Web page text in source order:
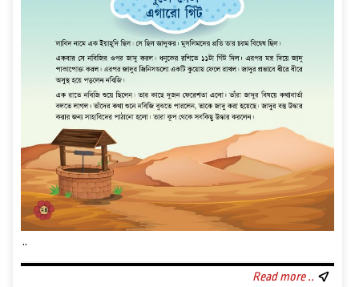
..
Read more ..